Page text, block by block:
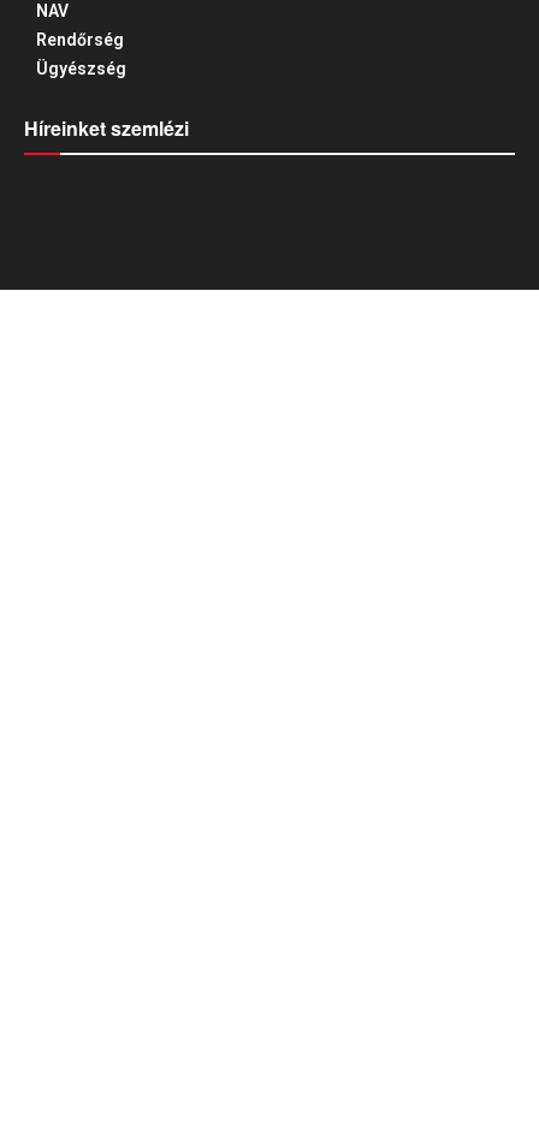
NAV
Rendőrség
Ügyészség
Híreinket szemlézi